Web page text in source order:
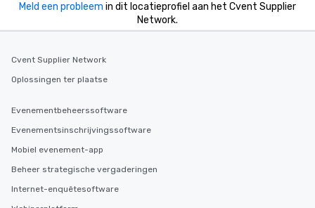
Meld een probleem in dit locatieprofiel aan het Cvent Supplier
Network.
Cvent Supplier Network
Oplossingen ter plaatse
Evenementbeheerssoftware
Evenementsinschrijvingssoftware
Mobiel evenement-app
Beheer strategische vergaderingen
Internet-enquêtesoftware